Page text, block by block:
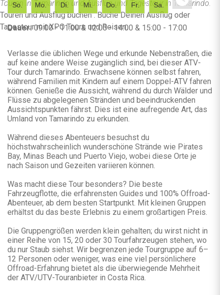
Touren in Tamarindo und Ausflug und Tagestour in Tamarindo.
Touren und Ausflug buchen . Buche Deinen Ausflug oder
Tagestour mit XPO Tours und Reisen.
So. Mo. Di. Mi. Do. Fr. Sa.
Dauer:09:00 - 11:00 & 12:00 - 14:00 & 15:00 - 17:00
Verlasse die üblichen Wege und erkunde Nebenstraßen, die
auf keine andere Weise zugänglich sind, bei dieser ATV-
Tour durch Tamarindo. Erwachsene können selbst fahren,
während Familien mit Kindern auf einem Doppel-ATV fahren
können. Genieße die Aussicht, während du durch Wälder und
Flüsse zu abgelegenen Stränden und beeindruckenden
Aussichtspunkten fährst. Dies ist eine aufregende Art, das
Umland von Tamarindo zu erkunden.
Während dieses Abenteuers besuchst du
höchstwahrscheinlich wunderschöne Strände wie Pirates
Bay, Minas Beach und Puerto Viejo, wobei diese Orte je
nach Saison und Gezeiten variieren können.
Was macht diese Tour besonders? Die beste
Fahrzeugflotte, die erfahrensten Guides und 100% Offroad-
Abenteuer, ab dem besten Startpunkt. Mit kleinen Gruppen
erhältst du das beste Erlebnis zu einem großartigen Preis.
Die Gruppengrößen werden klein gehalten; du wirst nicht in
einer Reihe von 15, 20 oder 30 Tourfahrzeugen stehen, wo
du nur Staub siehst. Wir begrenzen jede Tourgruppe auf 6–
12 Personen oder weniger, was eine viel persönlichere
Offroad-Erfahrung bietet als die überwiegende Mehrheit
der ATV/UTV-Touranbieter in Costa Rica.